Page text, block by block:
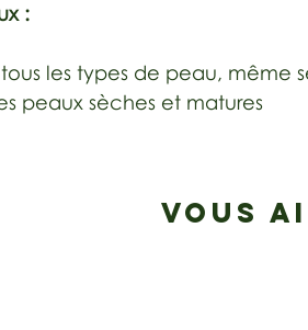
:
les types de peau, même
peaux sèches et matures
VOUS